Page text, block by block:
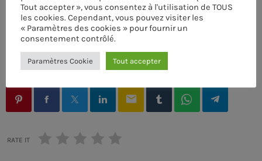
CUSTOM PLAYER
RALIEZOT 92
ÉCRIT PAR:PASCAL
email
RATE IT
Tout accepter », vous consentez à l'utilisation de TOUS
les cookies. Cependant, vous pouvez visiter les
« Paramètres des cookies » pour fournir un
consentement contrôlé.
Paramètres Cookie Tout accepter